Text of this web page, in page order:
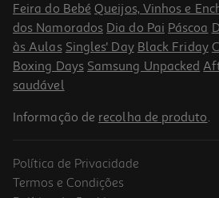
14,99 €
Feira do Bebé Queijos, Vinhos e
dos Namorados Dia do Pai Páscoa
às Aulas Singles' Day Black Friday
Boxing Days Samsung Unpacked
saudável
Informação de recolha de produto.
Política de Privacidade
Termos e Condições